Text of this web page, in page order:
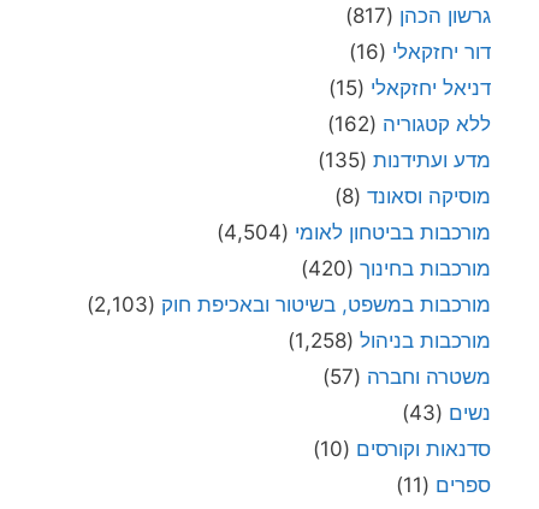
גרשון הכהן (817)
דור יחזקאלי (16)
דניאל יחזקאלי (15)
ללא קטגוריה (162)
מדע ועתידנות (135)
מוסיקה וסאונד (8)
מורכבות בביטחון לאומי (4,504)
מורכבות בחינוך (420)
מורכבות במשפט, בשיטור ובאכיפת חוק (2,103)
מורכבות בניהול (1,258)
משטרה וחברה (57)
נשים (43)
סדנאות וקורסים (10)
ספרים (11)